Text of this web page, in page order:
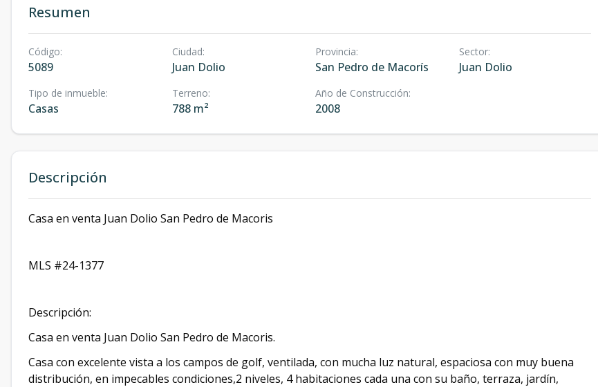
Resumen
Código:
5089
Ciudad:
Juan Dolio
Provincia:
San Pedro de Macorís
Sector:
Juan Dolio
Tipo de inmueble:
Casas
Terreno:
788 m²
Año de Construcción:
2008
Descripción
Casa en venta Juan Dolio San Pedro de Macoris
MLS #24-1377
Descripción:
Casa en venta Juan Dolio San Pedro de Macoris.
Casa con excelente vista a los campos de golf, ventilada, con mucha luz natural, espaciosa con muy buena
distribución, en impecables condiciones,2 niveles, 4 habitaciones cada una con su baño, terraza, jardín,